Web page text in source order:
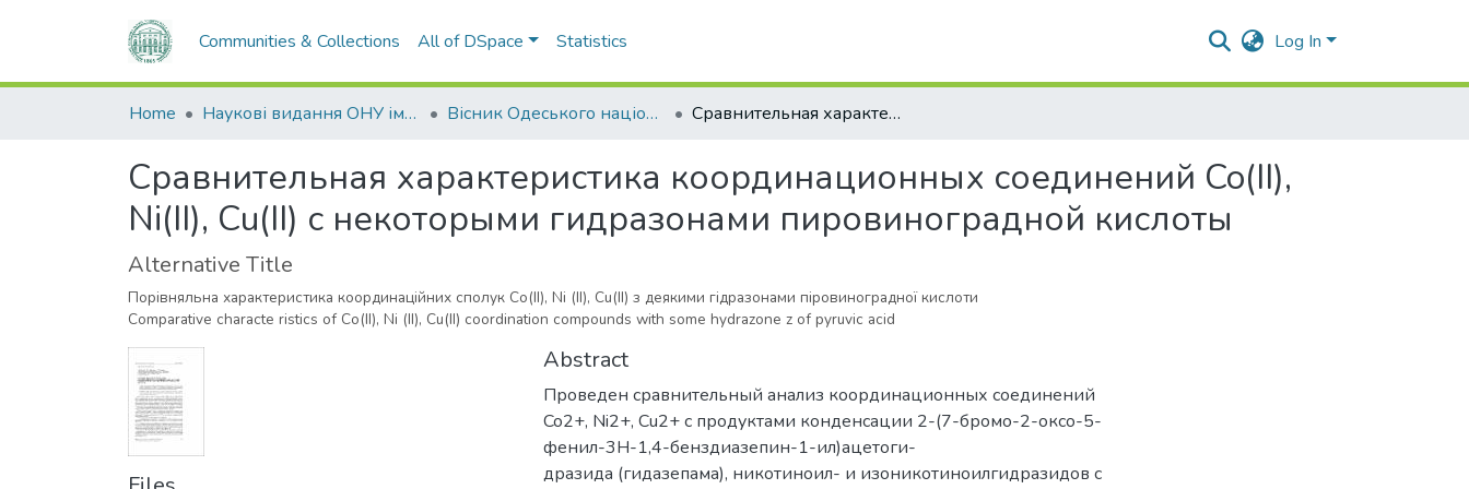
Communities & Collections All of DSpace Statistics Log In
Home Наукові видання ОНУ імені І. І. Мечникова Вісник Одеського національного університету. Хімія Сравнительная характеристика координационных соединений Co(II), Ni(II), Cu(II) с некоторыми гидразонами пировиноградной кислоты
Сравнительная характеристика координационных соединений Co(II),
Ni(II), Cu(II) с некоторыми гидразонами пировиноградной кислоты
Alternative Title
Порівняльна характеристика координаційних сполук Co(II), Ni (II), Cu(II) з деякими гідразонами піровиноградної кислоти
Comparative characte ristics of Co(II), Ni (II), Cu(II) coordination compounds with some hydrazone z of pyruvic acid
Abstract
Проведен сравнительный анализ координационных соединений
Co2+, Ni2+, Cu2+ с продуктами конденсации 2-(7-бромо-2-оксо-5-
фенил-3H-1,4-бенздиазепин-1-ил)ацетоги-
дразида (гидазепама), никотиноил- и изоникотиноилгидразидов с